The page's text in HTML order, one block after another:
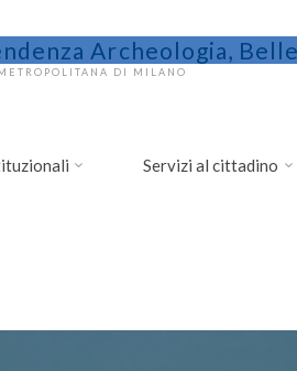
Archeologia,
DI MILANO
Servizi al cittadino